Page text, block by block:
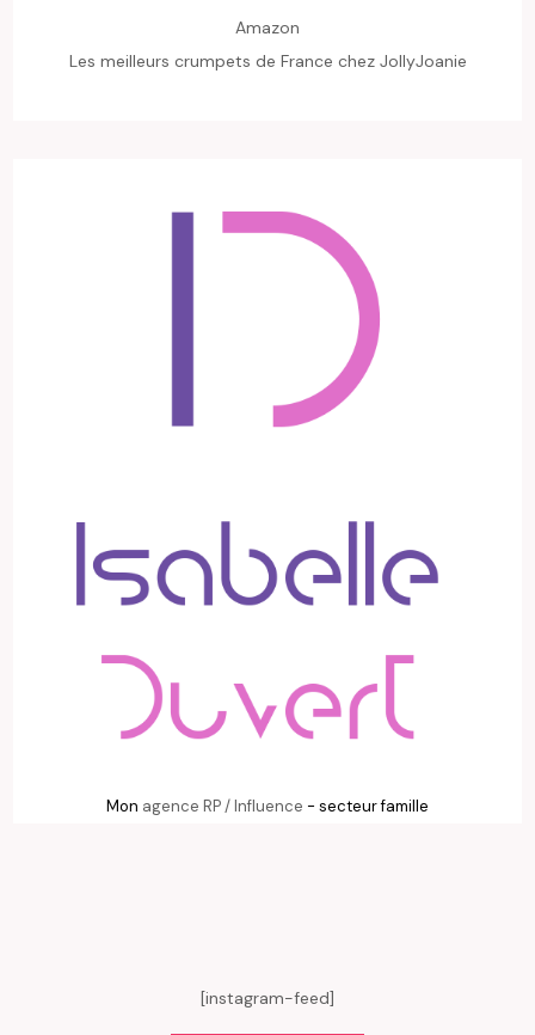
Amazon
Les meilleurs crumpets de France chez JollyJoanie
Mon agence RP / Influence - secteur famille
[instagram-feed]